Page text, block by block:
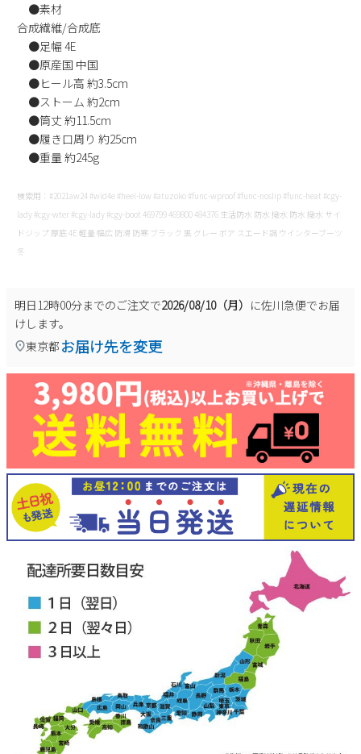
●素材
合成繊維/合成底
●足幅 4E
●原産国 中国
●ヒール高 約3.5cm
●ストーム 約2cm
●筒丈 約11.5cm
●履き口周り 約25cm
●重量 約245g
検索用：#2021aw24 #wid4e #heel-low #atuzoko #func-wproof #func-noslip #func-heat #cgy-
lady #cgy-wter #cgy-lady #cgy-boot 469799 469800 484376 生活防水 防水 撥水 防水 撥水 サイ
ドジップ 厚底 4E 軽量 幅広 防滑 防寒 ブラック 黒 グレー ボア スエード調 ウインターブーツ
冬
明日12時00分までのご注文で2026/08/10（月） に佐川急便でお届
けします。
東京都 お届け先を変更